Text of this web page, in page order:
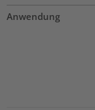
Anwendung